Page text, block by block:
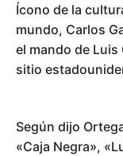
Ícono de la
mundo, Carlos
el mando de
sitio
Según dijo
«Caja Negra»,